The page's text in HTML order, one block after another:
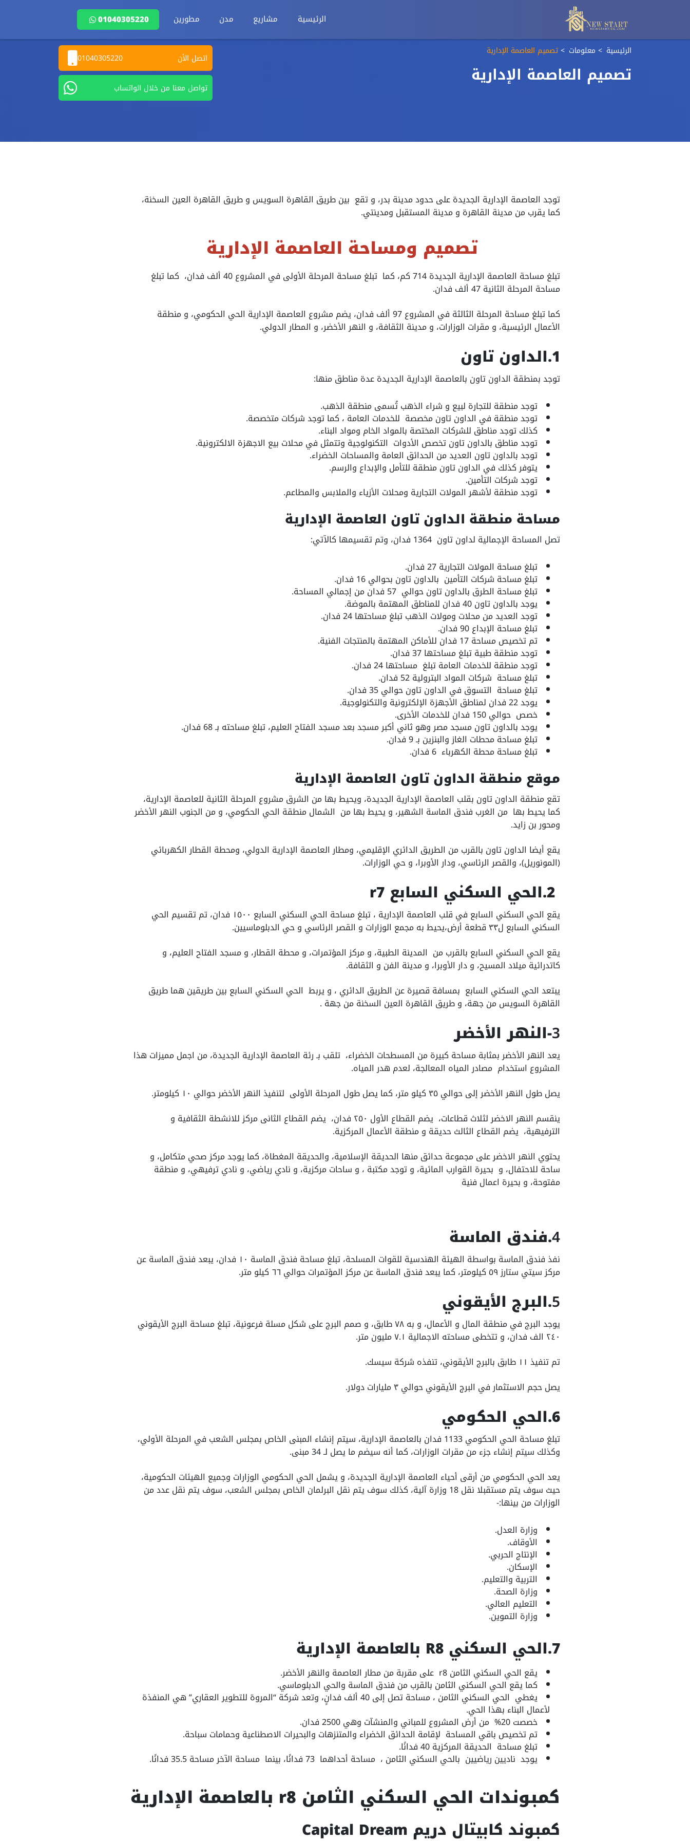
الرئيسية مشاريع مدن مطورين 01040305220
الرئيسية معلومات تصميم العاصمة الإدارية
تصميم العاصمة الإدارية
اتصل الأن 01040305220
تواصل معنا من خلال الواتساب
توجد العاصمة الإدارية الجديدة على حدود مدينة بدر، و تقع بين طريق القاهرة السويس و طريق القاهرة العين السخنة،
كما يقرب من مدينة القاهرة و مدينة المستقبل ومدينتي.
تصميم ومساحة العاصمة الإدارية
تبلغ مساحة العاصمة الإدارية الجديدة 714 كم، كما تبلغ مساحة المرحلة الأولى في المشروع 40 ألف فدان، كما تبلغ
مساحة المرحلة الثانية 47 ألف فدان.
كما تبلغ مساحة المرحلة الثالثة في المشروع 97 ألف فدان، يضم مشروع العاصمة الإدارية الحي الحكومي، و منطقة
الأعمال الرئيسية، و مقرات الوزارات، و مدينة الثقافة، و النهر الأخضر، و المطار الدولي.
1.الداون تاون
توجد بمنطقة الداون تاون بالعاصمة الإدارية الجديدة عدة مناطق منها:
توجد منطقة للتجارة لبيع و شراء الذهب تُسمى منطقة الذهب.
توجد منطقة في الداون تاون مخصصة للخدمات العامة ، كما توجد شركات متخصصة.
كذلك توجد مناطق للشركات المختصة بالمواد الخام ومواد البناء.
توجد مناطق بالداون تاون تخصص الأدوات التكنولوجية وتتمثل في محلات بيع الاجهزة الالكترونية.
توجد بالداون تاون العديد من الحدائق العامة والمساحات الخضراء.
يتوفر كذلك في الداون تاون منطقة للتأمل والإبداع والرسم.
توجد شركات التأمين.
توجد منطقة لأشهر المولات التجارية ومحلات الأزياء والملابس والمطاعم.
مساحة منطقة الداون تاون العاصمة الإدارية
تصل المساحة الإجمالية لداون تاون 1364 فدان، وتم تقسيمها كالآتي:
تبلغ مساحة المولات التجارية 27 فدان.
تبلغ مساحة شركات التأمين بالداون تاون بحوالي 16 فدان.
تبلغ مساحة الطرق بالداون تاون حوالي 57 فدان من إجمالي المساحة.
يوجد بالداون تاون 40 فدان للمناطق المهتمة بالموضة.
توجد العديد من محلات ومولات الذهب تبلغ مساحتها 24 فدان.
تبلغ مساحة الإبداع 90 فدان.
تم تخصيص مساحة 17 فدان للأماكن المهتمة بالمنتجات الفنية.
توجد منطقة طبية تبلغ مساحتها 37 فدان.
توجد منطقة للخدمات العامة تبلغ مساحتها 24 فدان.
تبلغ مساحة شركات المواد البترولية 52 فدان.
تبلغ مساحة التسوق في الداون تاون حوالي 35 فدان.
يوجد 22 فدان لمناطق الأجهزة الإلكترونية والتكنولوجية.
خصص حوالي 150 فدان للخدمات الأخرى.
يوجد بالداون تاون مسجد مصر وهو ثاني أكبر مسجد بعد مسجد الفتاح العليم، تبلغ مساحته بـ 68 فدان.
تبلغ مساحة محطات الغاز والبنزين بـ 9 فدان.
تبلغ مساحة محطة الكهرباء 6 فدان.
موقع منطقة الداون تاون العاصمة الإدارية
تقع منطقة الداون تاون بقلب العاصمة الإدارية الجديدة، ويحيط بها من الشرق مشروع المرحلة الثانية للعاصمة الإدارية،
كما يحيط بها من الغرب فندق الماسة الشهير، و يحيط بها من الشمال منطقة الحي الحكومي، و من الجنوب النهر الأخضر
ومحور بن زايد.
يقع أيضا الداون تاون بالقرب من الطريق الدائري الإقليمي، ومطار العاصمة الإدارية الدولي، ومحطة القطار الكهربائي
(المونوريل)، والقصر الرئاسي، ودار الأوبرا، و حي الوزارات.
2.الحي السكني السابع r7
يقع الحي السكني السابع في قلب العاصمة الإدارية ، تبلغ مساحة الحي السكني السابع ١٥٠٠ فدان، تم تقسيم الحي
السكني السابع ل٣٣ قطعة أرض،يحيط به مجمع الوزارات و القصر الرئاسي و حي الدبلوماسيين.
يقع الحي السكني السابع بالقرب من المدينة الطبية، و مركز المؤتمرات، و محطة القطار، و مسجد الفتاح العليم، و
كاتدرائية ميلاد المسيح، و دار الأوبرا، و مدينة الفن و الثقافة.
يبتعد الحي السكني السابع بمسافة قصيرة عن الطريق الدائري ، و يربط الحي السكني السابع بين طريقين هما طريق
القاهرة السويس من جهة، و طريق القاهرة العين السخنة من جهة .
3-النهر الأخضر
يعد النهر الأخضر بمثابة مساحة كبيرة من المسطحات الخضراء، تلقب بـ رئة العاصمة الإدارية الجديدة، من اجمل مميزات هذا
المشروع استخدام مصادر المياه المعالجة، لعدم هدر المياه.
يصل طول النهر الأخضر إلى حوالي ٣٥ كيلو متر، كما يصل طول المرحلة الأولى لتنفيذ النهر الأخضر حوالي ١٠ كيلومتر.
ينقسم النهر الاخضر لثلاث قطاعات، يضم القطاع الأول ٢٥٠ فدان، يضم القطاع الثانى مركز للانشطة الثقافية و
الترفيهية، يضم القطاع الثالث حديقة و منطقة الأعمال المركزية.
يحتوي النهر الاخضر على مجموعة حدائق منها الحديقة الإسلامية، والحديقة المغطاة، كما يوجد مركز صحي متكامل، و
ساحة للاحتفال، و بحيرة القوارب المائية، و توجد مكتبة ، و ساحات مركزية، و نادي رياضي، و نادي ترفيهي، و منطقة
مفتوحة، و بحيرة اعمال فنية
4.فندق الماسة
نفذ فندق الماسة بواسطة الهيئة الهندسية للقوات المسلحة، تبلغ مساحة فندق الماسة ١٠ فدان، يبعد فندق الماسة عن
مركز سيتي ستارز ٥٩ كيلومتر، كما يبعد فندق الماسة عن مركز المؤتمرات حوالي ٦٦ كيلو متر.
5.البرج الأيقوني
يوجد البرج في منطقة المال و الأعمال، و به ٧٨ طابق، و صمم البرج على شكل مسلة فرعونية، تبلغ مساحة البرج الأيقوني
٢٤٠ الف فدان، و تتخطى مساحته الاجمالية ٧.١ مليون متر.
تم تنفيذ ١١ طابق بالبرج الأيقوني، تنفذه شركة سيسك.
يصل حجم الاستثمار في البرج الأيقوني حوالي ٣ مليارات دولار.
6.الحي الحكومي
تبلغ مساحة الحي الحكومي 1133 فدان بالعاصمة الإدارية، سيتم إنشاء المبنى الخاص بمجلس الشعب في المرحلة الأولي،
وكذلك سيتم إنشاء جزء من مقرات الوزارات، كما أنه سيضم ما يصل لـ 34 مبنى.
يعد الحي الحكومي من أرقى أحياء العاصمة الإدارية الجديدة، و يشمل الحي الحكومي الوزارات وجميع الهيئات الحكومية،
حيث سوف يتم مستقبلا نقل 18 وزارة آلية، كذلك سوف يتم نقل البرلمان الخاص بمجلس الشعب، سوف يتم نقل عدد من
الوزارات من بينها:-
وزارة العدل.
الأوقاف.
الإنتاج الحربي.
الإسكان.
التربية والتعليم.
وزارة الصحة.
التعليم العالي.
وزارة التموين.
7.الحي السكني R8 بالعاصمة الإدارية
يقع الحي السكني الثامن r8 على مقربة من مطار العاصمة والنهر الأخضر.
كما يقع الحي السكني الثامن بالقرب من فندق الماسة والحي الدبلوماسي.
يغطي الحي السكني الثامن ، مساحة تصل إلى 40 ألف فدانٍ، وتعد شركة “المروة للتطوير العقاري” هي المنفذة
لأعمال البناء بهذا الحي.
خصصت 20% من أرض المشروع للمباني والمنشآت وهي 2500 فدان.
تم تخصيص باقي المساحة لإقامة الحدائق الخضراء والمتنزهات والبحيرات الاصطناعية وحمامات سباحة.
تبلغ مساحة الحديقة المركزية 40 فدانًا.
يوجد ناديين رياضيين بالحي السكني الثامن ، مساحة أحداهما 73 فدانًا، بينما مساحة الآخر مساحة 35.5 فدانًا.
كمبوندات الحي السكني الثامن r8 بالعاصمة الإدارية
كمبوند كابيتال دريم Capital Dream